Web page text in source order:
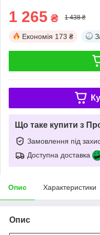
1 265 ₴ 1 438 ₴
Економія 173 ₴
Що таке купити з
Замовлення під
Доступна доставка
Опис Характеристики
Опис